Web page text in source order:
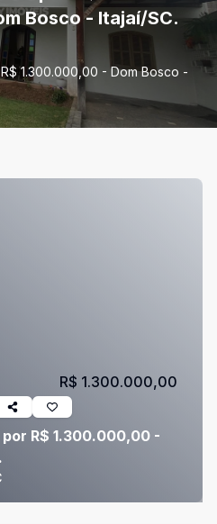
Bosco - Itajaí/SC.
1.300.000,00 - Dom Bosco -
R$ 1.300.000,00 -
R$ 1.300.000,00